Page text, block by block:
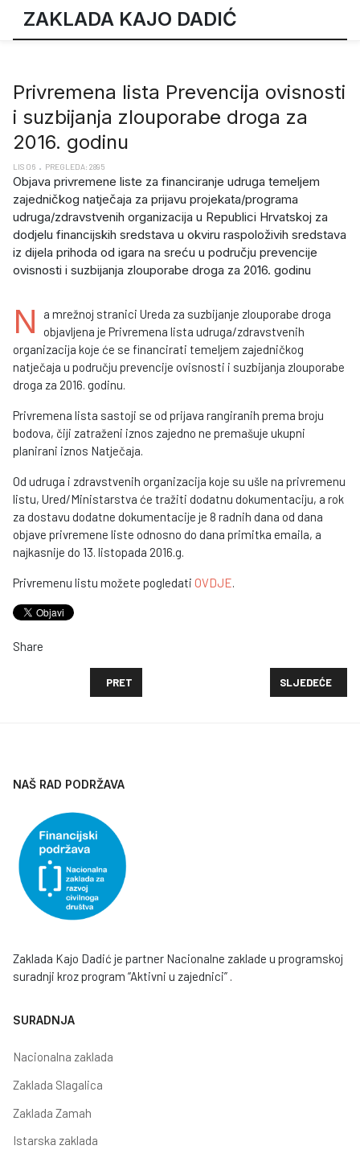
ZAKLADA KAJO DADIĆ
Privremena lista Prevencija ovisnosti
i suzbijanja zlouporabe droga za
2016. godinu
LIS 06 PREGLEDA: 2895
Objava privremene liste za financiranje udruga temeljem
zajedničkog natječaja za prijavu projekata/programa
udruga/zdravstvenih organizacija u Republici Hrvatskoj za
dodjelu financijskih sredstava u okviru raspoloživih sredstava
iz dijela prihoda od igara na sreću u području prevencije
ovisnosti i suzbijanja zlouporabe droga za 2016. godinu
N
a mrežnoj stranici Ureda za suzbijanje zlouporabe droga
objavljena je Privremena lista udruga/zdravstvenih
organizacija koje će se financirati temeljem zajedničkog
natječaja u području prevencije ovisnosti i suzbijanja zlouporabe
droga za 2016. godinu.
Privremena lista sastoji se od prijava rangiranih prema broju
bodova, čiji zatraženi iznos zajedno ne premašuje ukupni
planirani iznos Natječaja.
Od udruga i zdravstvenih organizacija koje su ušle na privremenu
listu, Ured/Ministarstva će tražiti dodatnu dokumentaciju, a rok
za dostavu dodatne dokumentacije je 8 radnih dana od dana
objave privremene liste odnosno do dana primitka emaila, a
najkasnije do 13. listopada 2016.g.
Privremenu listu možete pogledati OVDJE.
Share
PRETHODNI ČLANAK: OBJAVLJENI PRIVREMENI
PRET SLJEDEĆI
SLJEDEĆE
NAŠ RAD PODRŽAVA
Zaklada Kajo Dadić je partner Nacionalne zaklade u programskoj
suradnji kroz program “Aktivni u zajednici” .
SURADNJA
Nacionalna zaklada
Zaklada Slagalica
Zaklada Zamah
Istarska zaklada